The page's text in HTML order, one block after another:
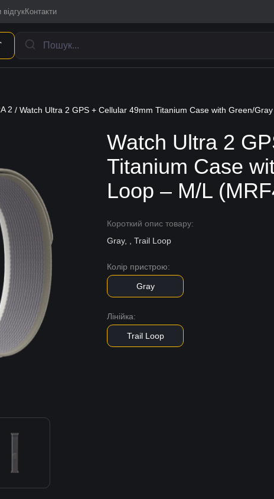
Контакти
2 / Watch Ultra 2 GPS + Cellular 49mm Titanium Case with Green/
Watch Ultra 2
Titanium Case
Loop – M/L
Короткий опис товару:
Gray, , Trail Loop
Колір пристрою:
Gray
Лінійка:
Trail Loop